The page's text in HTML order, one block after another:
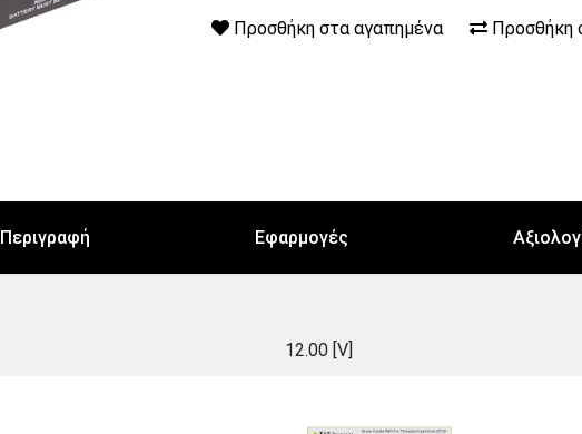
Προσθήκη στα αγαπημένα Προσθήκη
Περιγραφή Εφαρμογές
12.00 [V]